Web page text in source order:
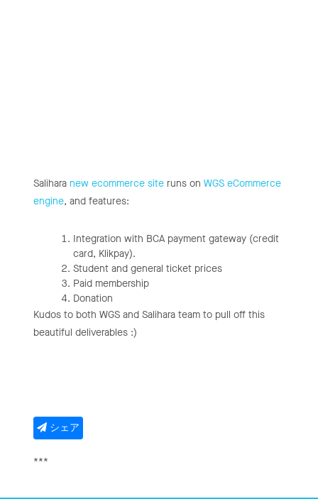
Salihara new ecommerce site runs on WGS eCommerce
engine, and features:
Integration with BCA payment gateway (credit
card, Klikpay).
Student and general ticket prices
Paid membership
Donation
Kudos to both WGS and Salihara team to pull off this
beautiful deliverables :)
シェア
***